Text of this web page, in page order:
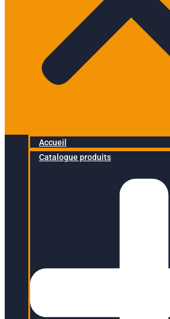
Accueil
Catalogue produits